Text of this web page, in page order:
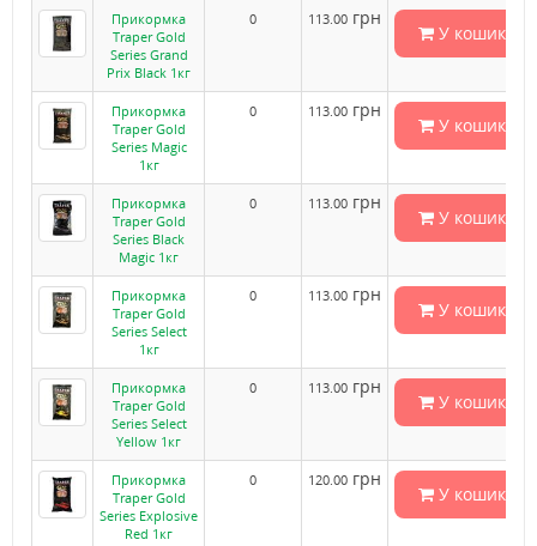
Прикормка
Traper Gold
Series Grand
Prix Black 1кг
0 113.00 грн
У кошик
Прикормка
Traper Gold
Series Magic
1кг
0 113.00 грн
У кошик
Прикормка
Traper Gold
Series Black
Magic 1кг
0 113.00 грн
У кошик
Прикормка
Traper Gold
Series Select
1кг
0 113.00 грн
У кошик
Прикормка
Traper Gold
Series Select
Yellow 1кг
0 113.00 грн
У кошик
Прикормка
Traper Gold
Series Explosive
Red 1кг
0 120.00 грн
У кошик